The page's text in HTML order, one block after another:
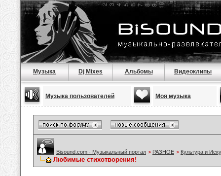
Музыка Dj Mixes Альбомы Видеоклипы
Музыка пользователей Моя музыка
Bisound.com - Музыкальный портал > РАЗНОЕ > Культура и
Любимые стихотворения!